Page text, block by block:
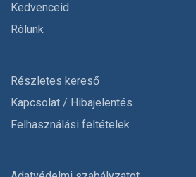
Kedvenceid
Rólunk
Részletes kereső
Kapcsolat / Hibajelentés
Felhasználási feltételek